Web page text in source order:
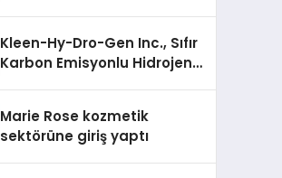
Kleen-Hy-Dro-Gen Inc., Sıfır
Karbon Emisyonlu Hidrojen
Aldı
Marie Rose kozmetik
sektörüne giriş yaptı